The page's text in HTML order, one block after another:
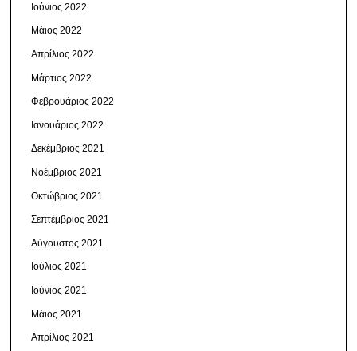
Ιούνιος 2022
Μάιος 2022
Απρίλιος 2022
Μάρτιος 2022
Φεβρουάριος 2022
Ιανουάριος 2022
Δεκέμβριος 2021
Νοέμβριος 2021
Οκτώβριος 2021
Σεπτέμβριος 2021
Αύγουστος 2021
Ιούλιος 2021
Ιούνιος 2021
Μάιος 2021
Απρίλιος 2021